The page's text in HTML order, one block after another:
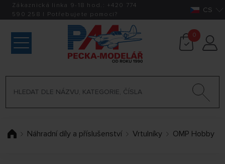
Zákaznická linka 9-18 hod.: +420 774
590 258 | Potřebujete pomoci? CS
0
Náhradní díly a příslušenství Vrtulníky OMP Hobby